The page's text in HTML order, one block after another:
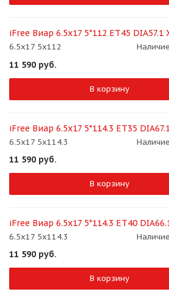
iFree Виар 6.5x17 5*112 ET45 DIA57.1
6.5x17 5x112
11 590 руб.
В корзину
iFree Виар 6.5x17 5*114.3 ET35
6.5x17 5x114.3
11 590 руб.
В корзину
iFree Виар 6.5x17 5*114.3 ET40
6.5x17 5x114.3
11 590 руб.
В корзину